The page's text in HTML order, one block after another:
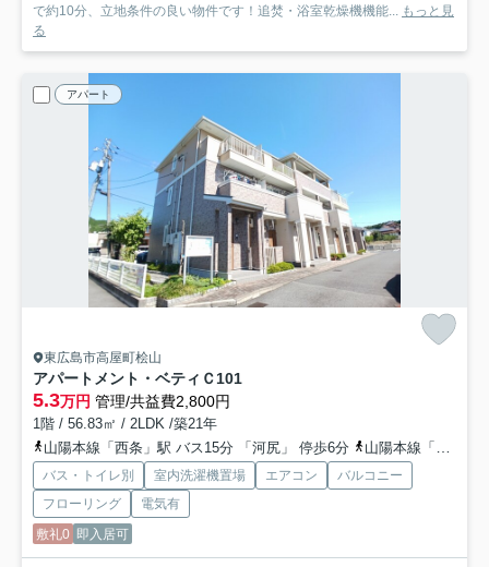
で約10分、立地条件の良い物件です！追焚・浴室乾燥機機能...
もっと見
る
アパート
東広島市高屋町桧山
アパートメント・ベティＣ101
5.3万円 管理/共益費2,800円
1階 / 56.83㎡ / 2LDK /築21年
山陽本線「西条」駅 バス15分 「河尻」 停歩6分
山陽本線「西高屋」駅 徒歩36分
バス・トイレ別 室内洗濯機置場 エアコン
バルコニー
フローリング
電気有
敷礼0 即入居可